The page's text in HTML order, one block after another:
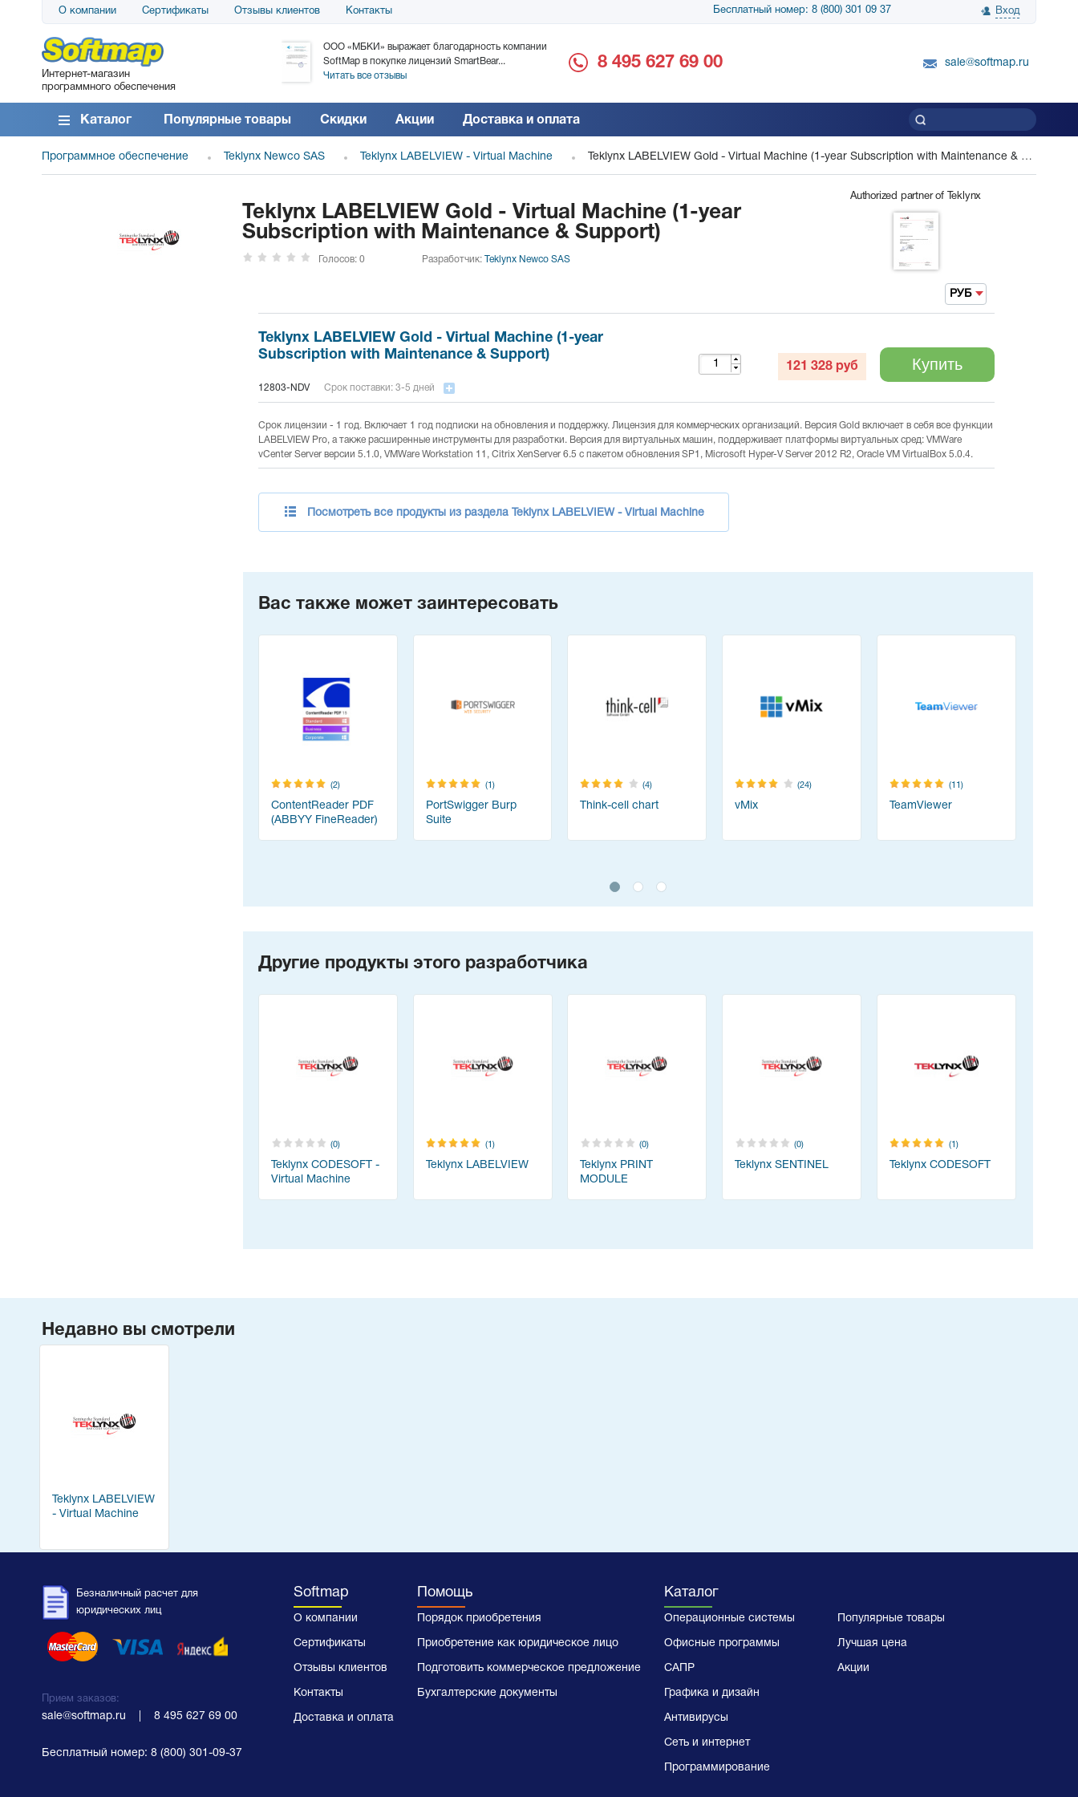
О компании Сертификаты Отзывы клиентов Контакты Бесплатный номер: 8 (800) 301 09 37 Вход
Интернет-магазин
программного обеспечения
АО «АТС» благодарит компанию SoftMap за
поставку программного обеспечения SolarWinds
DameWare...
Читать все отзывы
ООО «МБКИ» выражает благодарность компании
SoftMap в покупке лицензий SmartBear...
Читать все отзывы
благодарность за поставку SnapGene...
благодарность SoftMap за помощь в
8 495 627 69 00 sale@softmap.ru
Каталог Популярные товары Скидки Акции Доставка и оплата
Программное обеспечение Teklynx Newco SAS Teklynx LABELVIEW - Virtual Machine Teklynx LABELVIEW Gold - Virtual Machine (1-year Subscription with Maintenance & Support)
Teklynx LABELVIEW Gold - Virtual Machine (1-year
Subscription with Maintenance & Support)
Голосов: 0 Разработчик: Teklynx Newco SAS
Authorized partner of Teklynx
РУБ
Teklynx LABELVIEW Gold - Virtual Machine (1-year
Subscription with Maintenance & Support)
12803-NDV Срок поставки: 3-5 дней
121 328 руб Купить
Срок лицензии - 1 год. Включает 1 год подписки на обновления и поддержку. Лицензия для коммерческих организаций. Версия Gold включает в себя все функции
LABELVIEW Pro, а также расширенные инструменты для разработки. Версия для виртуальных машин, поддерживает платформы виртуальных сред: VMWare
vCenter Server версии 5.1.0, VMWare Workstation 11, Citrix XenServer 6.5 с пакетом обновления SP1, Microsoft Hyper-V Server 2012 R2, Oracle VM VirtualBox 5.0.4.
Посмотреть все продукты из раздела Teklynx LABELVIEW - Virtual Machine
Вас также может заинтересовать
(2)
ContentReader PDF
(ABBYY FineReader)
(1)
PortSwigger Burp
Suite
(4)
Think-cell chart
(24)
vMix
(11)
TeamViewer
Другие продукты этого разработчика
(0)
Teklynx CODESOFT -
Virtual Machine
(1)
Teklynx LABELVIEW
(0)
Teklynx PRINT
MODULE
(0)
Teklynx SENTINEL
(1)
Teklynx CODESOFT
Недавно вы смотрели
Teklynx LABELVIEW
- Virtual Machine
Безналичный расчет для
юридических лиц
Прием заказов:
sale@softmap.ru 8 495 627 69 00
Бесплатный номер: 8 (800) 301-09-37
Softmap
О компании
Сертификаты
Отзывы клиентов
Контакты
Доставка и оплата
Помощь
Порядок приобретения
Приобретение как юридическое лицо
Подготовить коммерческое предложение
Бухгалтерские документы
Каталог
Операционные системы
Офисные программы
САПР
Графика и дизайн
Антивирусы
Сеть и интернет
Программирование
Популярные товары
Лучшая цена
Акции